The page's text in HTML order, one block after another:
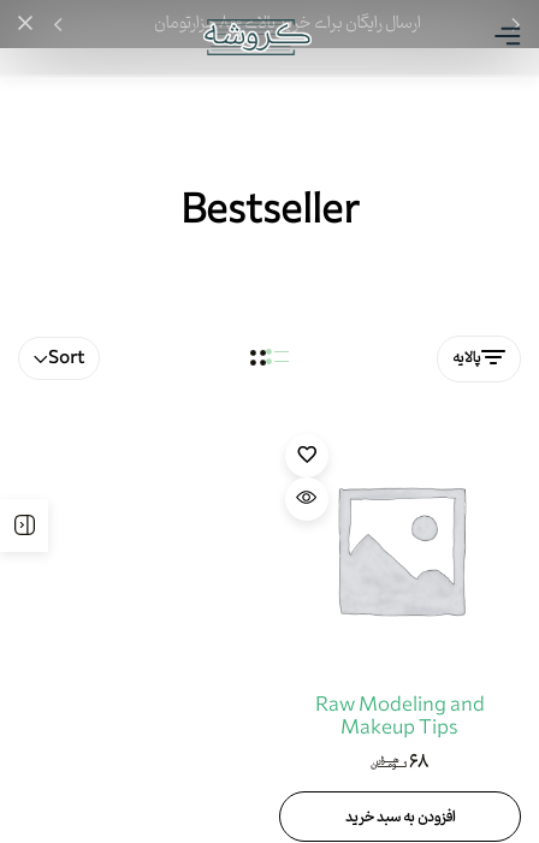
ارسال رایگان برای خرید بالای ۸۰۰ هزارتومان
Bestseller
پالایه Sort
Raw Modeling and
Makeup Tips
۶۸ هزار
تومان
افزودن به سبد خرید